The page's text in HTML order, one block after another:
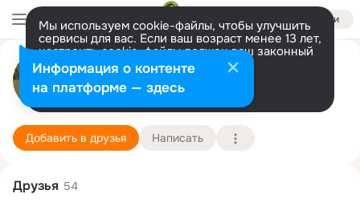
Войти
Мы используем cookie-файлы, чтобы улучшить
сервисы для вас. Если ваш возраст менее 13 лет,
настроить cookie-файлы должен ваш законный
представитель. Больше информации
Разрешить все Настроить
Наталья Забоева (Тоцких)
Новосибирск
34 школа
Подробнее
Добавить в друзья Написать
Друзья 54
Информация о контенте
на платформе — здесь